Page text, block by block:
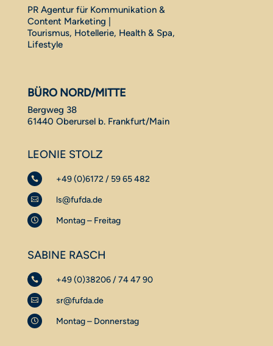
PR Agentur für Kommunikation &
Content Marketing |
Tourismus, Hotellerie, Health & Spa,
Lifestyle
BÜRO NORD/MITTE
Bergweg 38
61440 Oberursel b. Frankfurt/Main
LEONIE STOLZ
 +49 (0)6172 / 59 65 482
 ls@fufda.de
 Montag – Freitag
SABINE RASCH
 +49 (0)38206 / 74 47 90
 sr@fufda.de
 Montag – Donnerstag